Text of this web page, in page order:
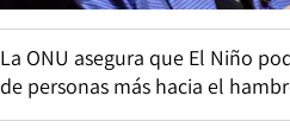
La ONU asegura que El Niño
de personas más hacia el